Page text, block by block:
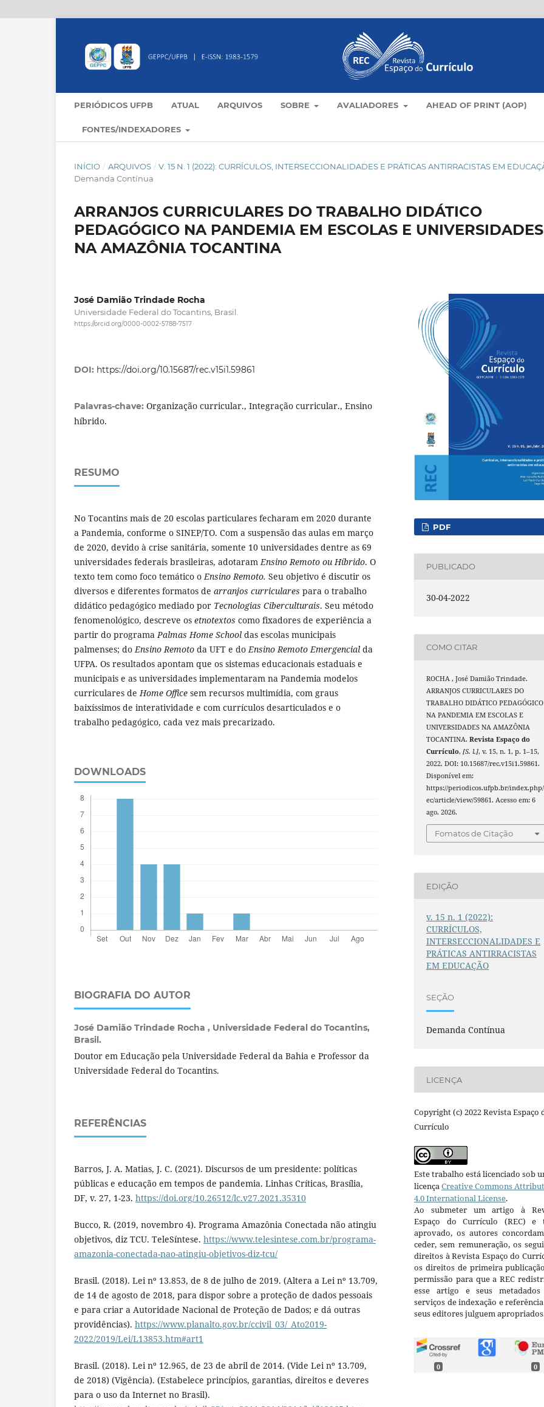
PERIÓDICOS UFPB ATUAL ARQUIVOS SOBRE AVALIADORES AHEAD OF PRINT (AOP)
FONTES/INDEXADORES
INÍCIO / ARQUIVOS / V. 15 N. 1 (2022): CURRÍCULOS, INTERSECCIONALIDADES E PRÁTICAS ANTIRRACISTAS EM
Demanda Contínua
ARRANJOS CURRICULARES DO TRABALHO DIDÁTICO
PEDAGÓGICO NA PANDEMIA EM ESCOLAS E UNIVERSIDADES
NA AMAZÔNIA TOCANTINA
José Damião Trindade Rocha
Universidade Federal do Tocantins, Brasil.
https://orcid.org/0000-0002-5788-7517
DOI: https://doi.org/10.15687/rec.v15i1.59861
Palavras-chave: Organização curricular., Integração curricular., Ensino
híbrido.
RESUMO
No Tocantins mais de 20 escolas particulares fecharam em 2020 durante
a Pandemia, conforme o SINEP/TO. Com a suspensão das aulas em março
de 2020, devido à crise sanitária, somente 10 universidades dentre as 69
universidades federais brasileiras, adotaramEnsino Remoto ou Híbrido. O
texto tem como foco temático oEnsino Remoto. Seu objetivo é discutir os
diversos e diferentes formatos de arranjos curriculares para o trabalho
didático pedagógico mediado por Tecnologias Ciberculturais. Seu método
fenomenológico, descreve os etnotextos como fixadores de experiência a
partir do programaPalmas Home School das escolas municipais
palmenses; doEnsino Remoto da UFT e doEnsino Remoto Emergencial da
UFPA. Os resultados apontam que os sistemas educacionais estaduais e
municipais e as universidades implementaram na Pandemia modelos
curriculares deHome Office sem recursos multimídia, com graus
baixíssimos de interatividade e com currículos desarticulados e o
trabalho pedagógico, cada vez mais precarizado.
DOWNLOADS
BIOGRAFIA DO AUTOR
José Damião Trindade Rocha , Universidade Federal do Tocantins,
Brasil.
Doutor em Educação pela Universidade Federal da Bahia e Professor da
Universidade Federal do Tocantins.
REFERÊNCIAS
Barros, J. A. Matias, J. C. (2021). Discursos de um presidente: políticas
públicas e educação em tempos de pandemia. Linhas Críticas, Brasília,
DF, v. 27, 1-23. https://doi.org/10.26512/lc.v27.2021.35310
Bucco, R. (2019, novembro 4). Programa Amazônia Conectada não atingiu
objetivos, diz TCU. TeleSíntese. https://www.telesintese.com.br/programa-
amazonia-conectada-nao-atingiu-objetivos-diz-tcu/
Brasil. (2018). Lei nº 13.853, de 8 de julho de 2019. (Altera a Lei nº 13.709,
de 14 de agosto de 2018, para dispor sobre a proteção de dados pessoais
e para criar a Autoridade Nacional de Proteção de Dados; e dá outras
providências). https://www.planalto.gov.br/ccivil_03/_Ato2019-
2022/2019/Lei/L13853.htm#art1
Brasil. (2018). Lei nº 12.965, de 23 de abril de 2014. (Vide Lei nº 13.709,
de 2018) (Vigência). (Estabelece princípios, garantias, direitos e deveres
para o uso da Internet no Brasil).
PDF
PUBLICADO
30-04-2022
COMO CITAR
ROCHA , José Damião Trindade.
ARRANJOS CURRICULARES DO
TRABALHO DIDÁTICO PEDAGÓGICO
NA PANDEMIA EM ESCOLAS E
UNIVERSIDADES NA AMAZÔNIA
TOCANTINA.Revista Espaço do
Currículo,[S. l.], v. 15, n. 1, p. 1–15,
2022. DOI: 10.15687/rec.v15i1.59861.
Disponível em:
https://periodicos.ufpb.br/
ec/article/view/59861. Acesso em: 6
ago. 2026.
Fomatos de Citação
EDIÇÃO
v. 15 n. 1 (2022):
CURRÍCULOS,
INTERSECCIONALIDADES E
PRÁTICAS ANTIRRACISTAS
EM EDUCAÇÃO
SEÇÃO
Demanda Contínua
LICENÇA
Copyright (c) 2022 Revista Espaço
Currículo
Este trabalho está licenciado sob
licençaCreative Commons
4.0 International License.
Ao submeter um artigo à
Espaço do Currículo (REC) e
aprovado, os autores
ceder, sem remuneração, os
direitos à Revista Espaço do
os direitos de primeira
permissão para que a REC
esse artigo e seus metadados
serviços de indexação e
seus editores julguem
0 0